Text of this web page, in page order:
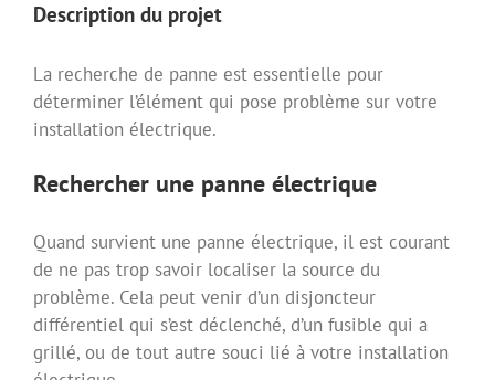
Description du projet
La recherche de panne est essentielle pour
déterminer l’élément qui pose problème sur votre
installation électrique.
Rechercher une panne électrique
Quand survient une panne électrique, il est courant
de ne pas trop savoir localiser la source du
problème. Cela peut venir d’un disjoncteur
différentiel qui s’est déclenché, d’un fusible qui a
grillé, ou de tout autre souci lié à votre installation